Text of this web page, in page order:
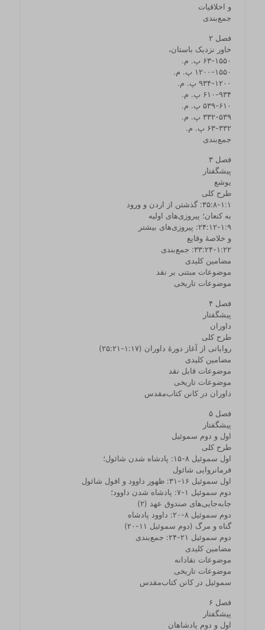
و اخلاقیات
جمع‌بندی
فصل ۲
خاور نزدیک باستان،
۱۵۵۰‏-‏۶۳ پ. م.
۱۵۵۰‏-‏۱۲۰۰ پ. م.
۱۲۰۰‏-‏۹۳۴ پ. م.
۹۳۴‏-‏۶۱۰ پ. م.
۶۱۰‏-‏۵۳۹ پ. م.
۵۳۹‏-‏۳۳۲ پ. م.
۳۳۲‏-‏۶۳ پ. م.
جمع‌بندی
فصل ۳
پیشگفتار
یوشع
طرح کلی
۱:۱‏-‏۸:‏۳۵: گذشتن از اردن و ورود
به کنعان؛ پیروزی‌های اولیه
۹:‏۱‏-‏۱۲:‏۲۴: پیروزی‌های بیشتر
و خلاصۀ وقایع
۲۲:‏۱‏-‏۲۴:‏۳۳: جمع‌بندی
مضامین کلیدی
موضوعات مبتنی بر نقد
موضوعات تاریخی
فصل ۴
پیشگفتار
داوران
طرح کلی
روایاتی از آغاز دورۀ داوران (۱۷:‏۱‏-‏۲۱:‏۲۵)
مضامین کلیدی
موضوعات قابل نقد
موضوعات تاریخی
داوران در کانن کتاب‌مقدس
فصل ۵
پیشگفتار
اول و دوم سموئیل
طرح کلی
اول سموئیل ۸‏-‏۱۵: پادشاه شدن شائول؛
فرمانروایی شائول
اول سموئیل ۱۶‏-‏۳۱: ظهور داوود و افول شائول
دوم سموئیل ۱‏-‏۷: پادشاه شدن داوود؛
جابه‌جایی‌های صندوق عهد (۲)
دوم سموئیل ۸‏-‏۲۰: داوود پادشاه
گناه و مرگ (دوم سموئیل ۱۱‏-‏۲۰)
دوم سموئیل ۲۱‏-‏۲۴: جمع‌بندی
مضامین کلیدی
موضوعات نقادانه
موضوعات تاریخی
سموئیل در کانن کتاب‌مقدس
فصل ۶
پیشگفتار
اول و دوم پادشاهان